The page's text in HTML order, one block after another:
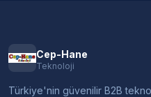
Cep-Hane
Teknoloji
Türkiye'nin güvenilir B2B